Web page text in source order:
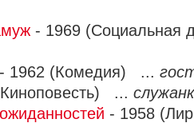
- 1969
- 1962 (Комедия) ...
...
- 1958